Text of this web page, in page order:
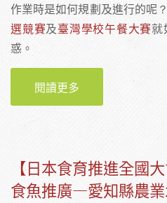
作業時是如何規劃及進行的呢
選競賽及臺灣學校午餐大賽就
惑。
閱讀更多
【日本食育推進全國
食魚推廣—愛知縣農